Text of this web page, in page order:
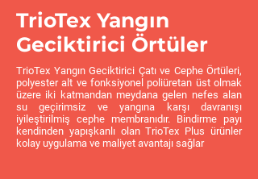
TrioTex Yangın
Geciktirici Örtüler
TrioTex Yangın Geciktirici Çatı ve Cephe Örtüleri,
polyester alt ve fonksiyonel poliüretan üst olmak
üzere iki katmandan meydana gelen nefes alan
su geçirimsiz ve yangına karşı davranışı
iyileştirilmiş cephe membranıdır. Bindirme payı
kendinden yapışkanlı olan TrioTex Plus ürünler
kolay uygulama ve maliyet avantajı sağlar